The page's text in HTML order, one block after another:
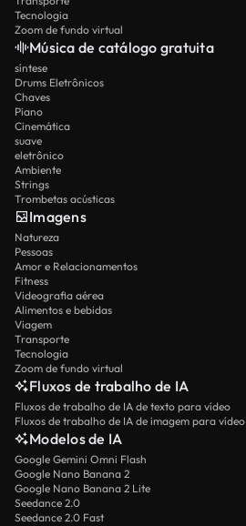
Tecnologia
Zoom de fundo virtual
Música de catálogo gratuita
síntese
Drums Eletrônicos
Chaves
Piano
Cinemática
suave
eletrônico
Ambiente
Strings
Trombetas acústicas
Imagens
Natureza
Pessoas
Amor e Relacionamentos
Fitness
Videografia aérea
Alimentos e bebidas
Viagem
Transporte
Tecnologia
Zoom de fundo virtual
Fluxos de trabalho de IA
Fluxos de trabalho de IA de texto para vídeo
Fluxos de trabalho de IA de imagem para vídeo
Modelos de IA
Google Gemini Omni Flash
Google Nano Banana 2
Google Nano Banana 2 Lite
Seedance 2.0
Seedance 2.0 Fast